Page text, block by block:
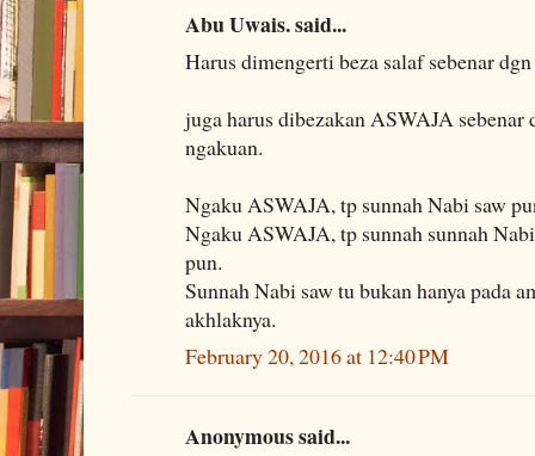
Abu Uwais. said...
Harus dimengerti beza salaf sebenar
juga harus dibezakan ASWAJA
ngakuan.
Ngaku ASWAJA, tp sunnah Nabi saw
Ngaku ASWAJA, tp sunnah sunnah
pun.
Sunnah Nabi saw tu bukan hanya pada
akhlaknya.
February 20, 2016 at 12:40 PM
Anonymous said...